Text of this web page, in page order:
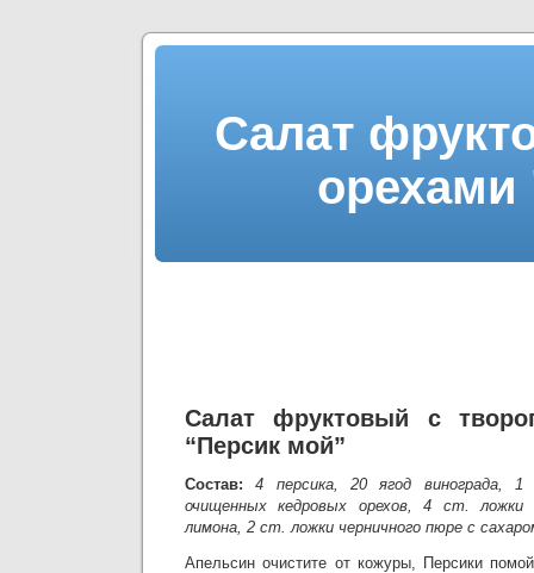
Салат
Салат фруктовый с
“Персик мой”
Состав:4 персика, 20 ягод винограда,
очищенных кедровых орехов, 4 ст. ложки
лимона, 2 ст. ложки черничного пюре с
Апельсин очистите от кожуры, Персики